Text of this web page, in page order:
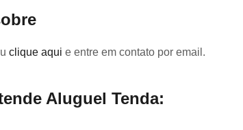
clique aqui e entre em contato por email.
Aluguel Tenda: